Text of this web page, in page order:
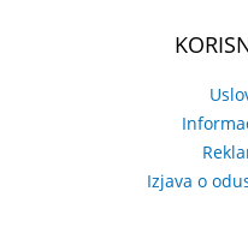
Izjava o